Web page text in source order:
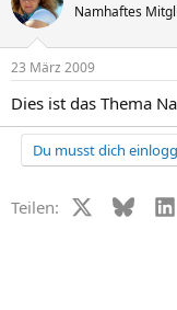
Namhaftes
23 März 2009
Dies ist das Thema
Du musst dich
Teilen: X (Twitter)